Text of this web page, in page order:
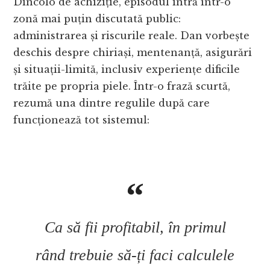
zonă mai puțin discutată public:
administrarea și riscurile reale. Dan vorbește
deschis despre chiriași, mentenanță, asigurări
și situații-limită, inclusiv experiențe dificile
trăite pe propria piele. Într-o frază scurtă,
rezumă una dintre regulile după care
funcționează tot sistemul:
Ca să fii profitabil, în primul
rând trebuie să-ți faci calculele